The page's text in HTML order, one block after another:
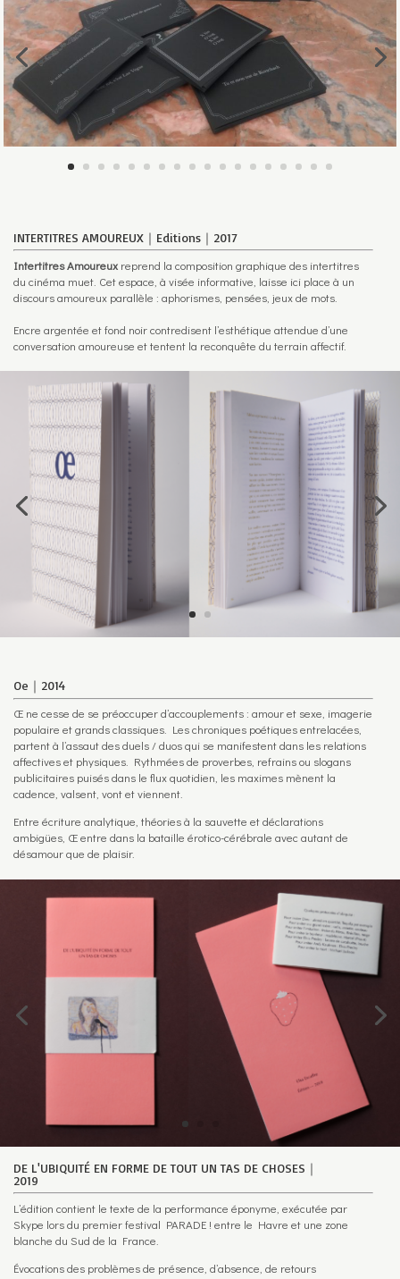
INTERTITRES AMOUREUX｜Editions｜2017
Intertitres Amoureux reprend la composition graphique des intertitres
du cinéma muet. Cet espace, à visée informative, laisse ici place à un
discours amoureux parallèle : aphorismes, pensées, jeux de mots.
Encre argentée et fond noir contredisent l’esthétique attendue d’une
conversation amoureuse et tentent la reconquête du terrain affectif.
Oe｜2014
Œ ne cesse de se préoccuper d’accouplements : amour et sexe, imagerie
populaire et grands classiques. Les chroniques poétiques entrelacées,
partent à l’assaut des duels / duos qui se manifestent dans les relations
affectives et physiques. Rythmées de proverbes, refrains ou slogans
publicitaires puisés dans le flux quotidien, les maximes mènent la
cadence, valsent, vont et viennent.
Entre écriture analytique, théories à la sauvette et déclarations
ambigües, Œ entre dans la bataille érotico-cérébrale avec autant de
désamour que de plaisir.
DE L'UBIQUITÉ EN FORME DE TOUT UN TAS DE CHOSES｜
2019
L’édition contient le texte de la performance éponyme, exécutée par
Skype lors du premier festival PARADE ! entre le Havre et une zone
blanche du Sud de la France.
Évocations des problèmes de présence, d’absence, de retours